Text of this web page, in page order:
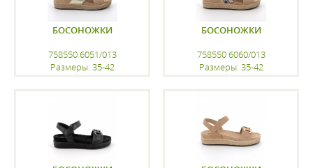
БОСОНОЖКИ
758550 6051/013
Размеры: 35-42
БОСОНОЖКИ
758550 6060/013
Размеры: 35-42